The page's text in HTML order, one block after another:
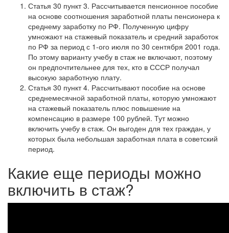
Статья 30 пункт 3. Рассчитывается пенсионное пособие
на основе соотношения заработной платы пенсионера к
среднему заработку по РФ. Полученную цифру
умножают на стажевый показатель и средний заработок
по РФ за период с 1-ого июля по 30 сентября 2001 года.
По этому варианту учебу в стаж не включают, поэтому
он предпочтительнее для тех, кто в СССР получал
высокую заработную плату.
Статья 30 пункт 4. Рассчитывают пособие на основе
среднемесячной заработной платы, которую умножают
на стажевый показатель плюс повышение на
компенсацию в размере 100 рублей. Тут можно
включить учебу в стаж. Он выгоден для тех граждан, у
которых была небольшая заработная плата в советский
период.
Какие еще периоды можно
включить в стаж?